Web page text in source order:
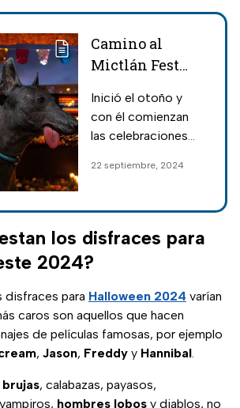
Camino al
Mictlán Fest
horarios y fecha
para disfrutar
Muertos
Inició el otoño y
con él comienzan
las celebraciones
así que no te
Mictlán Fest y
conoce todos los
detalles.
22 septiembre, 2024
los disfraces para
2024?
para Halloween 2024 varían
caros son aquellos que hacen
de películas famosas, por ejemplo
, Jason, Freddy y Hannibal.
, calabazas, payasos,
hombres lobos y diablos, no